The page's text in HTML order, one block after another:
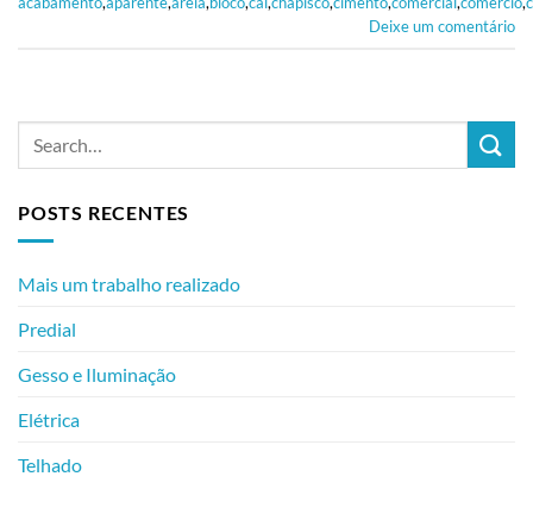
Deixe um comentário
POSTS RECENTES
Mais um trabalho realizado
Predial
Gesso e Iluminação
Elétrica
Telhado